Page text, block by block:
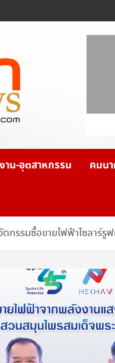
าน-อุตสาหกรรม คมน
กรรมซื้อขายไฟฟ้าโซลาร์